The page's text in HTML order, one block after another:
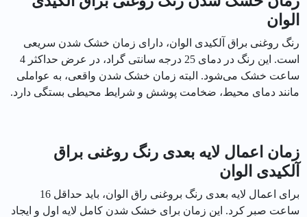
الوان
رنگ روغنی براق آلکیدی الوان، دارای زمان خشک شدن سریعی
است. این رنگ در دمای 25 درجه سانتی گراد، در عرض حداکثر 4
ساعت خشک می‌شود. البته زمان خشک شدن واقعی، به عواملی
مانند دمای محیط، ضخامت پوشش و شرایط محیطی بستگی دارد.
زمان اعمال لایه بعدی رنگ روغنی براق
آلکیدی الوان
برای اعمال لایه بعدی رنگ بروغنی راق الوان، باید حداقل 16
ساعت صبر کرد. این زمان برای خشک شدن کامل لایه اول و ایجاد